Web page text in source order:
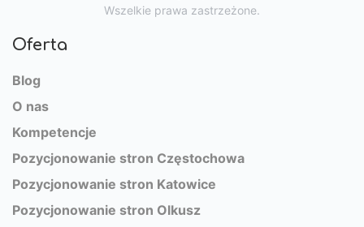
Wszelkie prawa zastrzeżone.
Oferta
Blog
O nas
Kompetencje
Pozycjonowanie stron Częstochowa
Pozycjonowanie stron Katowice
Pozycjonowanie stron Olkusz